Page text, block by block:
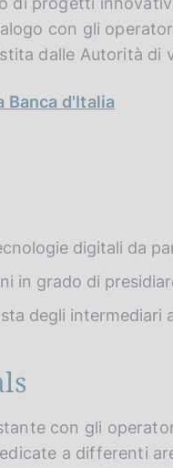
con gli
dalle Autorità di
Banca d'Italia
digitali da
in grado di
degli intermediari
con gli
a differenti